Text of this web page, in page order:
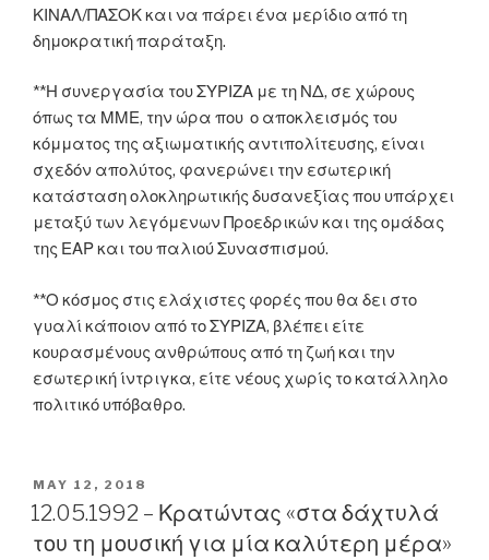
ΚΙΝΑΛ/ΠΑΣΟΚ και να πάρει ένα μερίδιο από τη
δημοκρατική παράταξη.
**Η συνεργασία του ΣΥΡΙΖΑ με τη ΝΔ, σε χώρους
όπως τα ΜΜΕ, την ώρα που ο αποκλεισμός του
κόμματος της αξιωματικής αντιπολίτευσης, είναι
σχεδόν απολύτος, φανερώνει την εσωτερική
κατάσταση ολοκληρωτικής δυσανεξίας που υπάρχει
μεταξύ των λεγόμενων Προεδρικών και της ομάδας
της ΕΑΡ και του παλιού Συνασπισμού.
**Ο κόσμος στις ελάχιστες φορές που θα δει στο
γυαλί κάποιον από το ΣΥΡΙΖΑ, βλέπει είτε
κουρασμένους ανθρώπους από τη ζωή και την
εσωτερική ίντριγκα, είτε νέους χωρίς το κατάλληλο
πολιτικό υπόβαθρο.
POSTED
ON
MAY 12, 2018
12.05.1992 – Κρατώντας «στα δάχτυλά
του τη μουσική για μία καλύτερη μέρα»